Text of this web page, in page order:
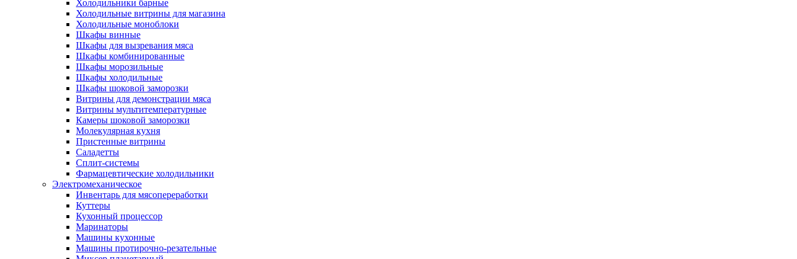
Холодильники барные
Холодильные витрины для магазина
Холодильные моноблоки
Шкафы винные
Шкафы для вызревания мяса
Шкафы комбинированные
Шкафы морозильные
Шкафы холодильные
Шкафы шоковой заморозки
Витрины для демонстрации мяса
Витрины мультитемпературные
Камеры шоковой заморозки
Молекулярная кухня
Пристенные витрины
Саладетты
Сплит-системы
Фармацевтические холодильники
Электромеханическое
Инвентарь для мясопереработки
Куттеры
Кухонный процессор
Маринаторы
Машины кухонные
Машины протирочно-резательные